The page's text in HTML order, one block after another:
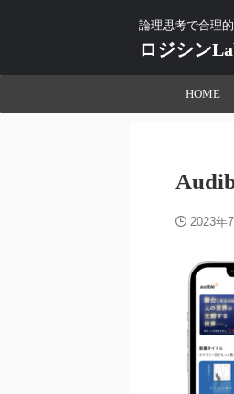
論理思考で合理
ロジシン
HOME
2023年